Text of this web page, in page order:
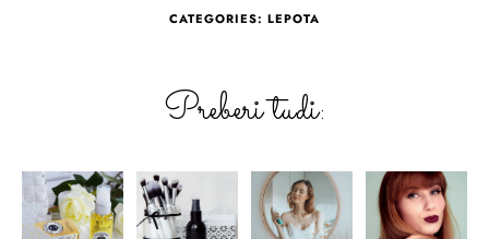
CATEGORIES: LEPOTA
Preberi tudi: